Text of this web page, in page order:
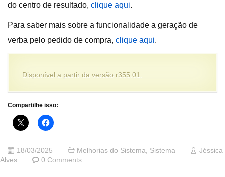
do centro de resultado, clique aqui.
Para saber mais sobre a funcionalidade a geração de
verba pelo pedido de compra, clique aqui.
Disponível a partir da versão r355.01.
Compartilhe isso:
18/03/2025 Melhorias do Sistema, Sistema
Jéssica
Alves
0 Comments